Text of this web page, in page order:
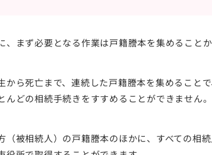
、まず必要となる作業は戸籍謄本を集めることか
から死亡まで、連続した戸籍謄本を集めること
んどの相続手続きをすすめることができません。
（被相続人）の戸籍謄本のほかに、すべての相